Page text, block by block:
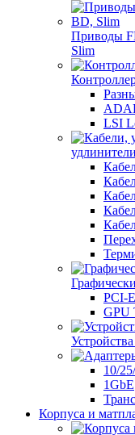
Приводы
Slim
LSI
PCI-
GPU
10/
1GbE
Корпуса и